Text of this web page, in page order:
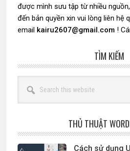
được mình sưu tập từ nhiều
đến bản quyền xin vui lòng liên hệ
email kairu2607@gmail.com !
TÌM KIẾM
this
website
THỦ THUẬT
Cách sử dụng